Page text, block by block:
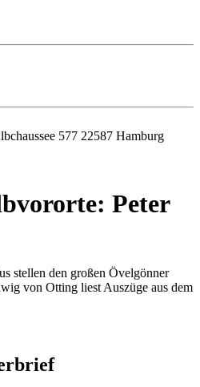
577 22587 Hamburg
Peter
stellen den großen Övelgönner
von Otting liest Auszüge aus dem